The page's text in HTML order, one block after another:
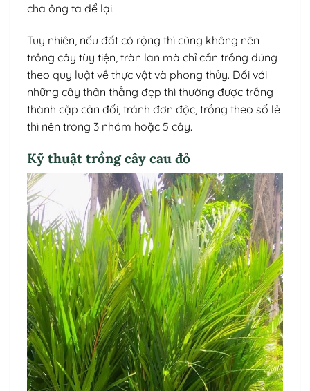
cha ông ta để lại.
Tuy nhiên, nếu đất có rộng thì cũng không nên
trồng cây tùy tiện, tràn lan mà chỉ cần trồng đúng
theo quy luật về thực vật và phong thủy. Đối với
những cây thân thẳng đẹp thì thường được trồng
thành cặp cân đối, tránh đơn độc, trồng theo số lẻ
thì nên trong 3 nhóm hoặc 5 cây.
Kỹ thuật trồng cây cau đỏ